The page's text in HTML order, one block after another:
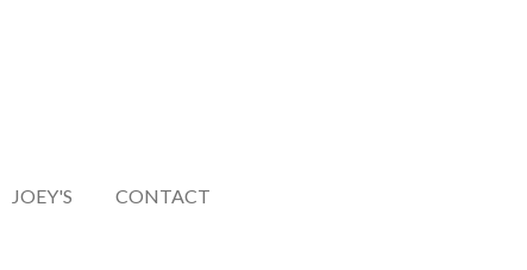
JOEY'S CONTACT